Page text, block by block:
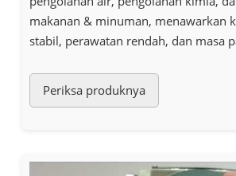
makanan & minuman, menawarkan
stabil, perawatan rendah, dan masa
Periksa produknya